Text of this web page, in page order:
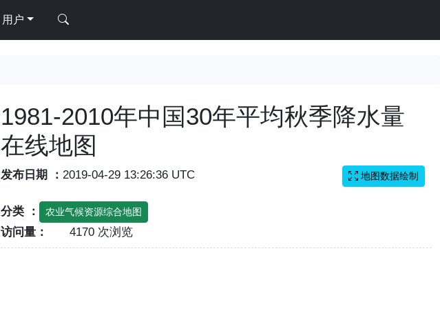
用户
1981-2010年中国30年平均秋季降水量
在线地图
发布日期 ： 2019-04-29 13:26:36 UTC
分类 ： 农业气候资源综合地图
访问量： 4170 次浏览
地图数据绘制